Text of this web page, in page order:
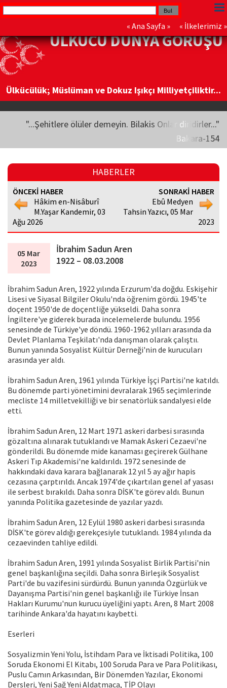
« Ana Sayfa » « İlkelerimiz »
ÜLKÜCÜ DÜNYA GÖRÜŞÜ
Ülkücülük; Müslüman ve Dokuz Işıkçı Milliyetçiliktir...
"...Şehitlere ölüler demeyin. Bilakis Onlar diridirler..."
Bakara-154
HABERLER
ÖNCEKİ HABER
Hâkim en-Nisâburî
M.Yaşar Kandemir, 03
Ağu 2026
SONRAKİ HABER
Ebû Medyen
Tahsin Yazıcı, 05 Mar
2023
05 Mar
2023
İbrahim Sadun Aren
1922 – 08.03.2008
İbrahim Sadun Aren, 1922 yılında Erzurum'da doğdu. Eskişehir
Lisesi ve Siyasal Bilgiler Okulu'nda öğrenim gördü. 1945'te
doçent 1950'de de doçentliğe yükseldi. Daha sonra
İngiltere'ye giderek burada incelemelerde bulundu. 1956
senesinde de Türkiye'ye döndü. 1960-1962 yılları arasında da
Devlet Planlama Teşkilatı'nda danışman olarak çalıştıı.
Bunun yanında Sosyalist Kültür Derneği'nin de kurucuları
arasında yer aldı.
İbrahim Sadun Aren, 1961 yılında Türkiye İşçi Partisi'ne katıldı.
Bu dönemde parti yönetimini devralarak 1965 seçimlerinde
mecliste 14 milletvekilliği ve bir senatörlük sandalyesi elde
etti.
İbrahim Sadun Aren, 12 Mart 1971 askeri darbesi sırasında
gözaltına alınarak tutuklandı ve Mamak Askeri Cezaevi'ne
gönderildi. Bu dönemde mide kanaması geçirerek Gülhane
Askeri Tıp Akademisi'ne kaldırıldı. 1972 senesinde de
hakkındaki dava karara bağlanarak 12 yıl 5 ay ağır hapis
cezasına çarptırıldı. Ancak 1974'de çıkartılan genel af yasası
ile serbest bırakıldı. Daha sonra DİSK'te görev aldı. Bunun
yanında Politika gazetesinde de yazılar yazdı.
İbrahim Sadun Aren, 12 Eylül 1980 askeri darbesi sırasında
DİSK'te görev aldığı gerekçesiyle tutuklandı. 1984 yılında da
cezaevinden tahliye edildi.
İbrahim Sadun Aren, 1991 yılında Sosyalist Birlik Partisi'nin
genel başkanlığına seçildi. Daha sonra Birleşik Sosyalist
Parti'de bu vazifesini sürdürdü. Bunun yanında Özgürlük ve
Dayanışma Partisi'nin genel başkanlığı ile Türkiye İnsan
Hakları Kurumu'nun kurucu üyeliğini yaptı. Aren, 8 Mart 2008
tarihinde Ankara'da hayatını kaybetti.
Eserleri
Sosyalizmin Yeni Yolu, İstihdam Para ve İktisadi Politika, 100
Soruda Ekonomi El Kitabı, 100 Soruda Para ve Para Politikası,
Puslu Camın Arkasından, Bir Dönemden Yazılar, Ekonomi
Dersleri, Yeni Sağ Yeni Aldatmaca, TİP Olayı